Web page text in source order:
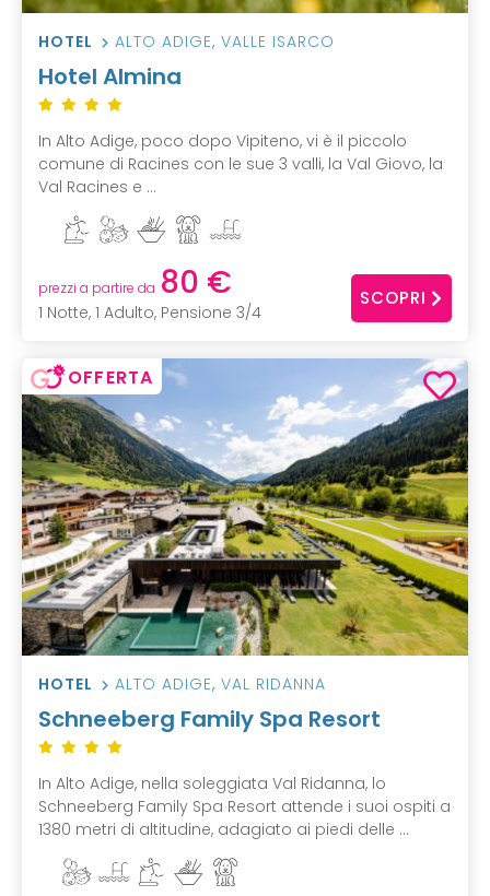
HOTEL ALTO ADIGE, VALLE ISARCO
Hotel Almina
In Alto Adige, poco dopo Vipiteno, vi è il piccolo
comune di Racines con le sue 3 valli, la Val Giovo, la
Val Racines e ...
prezzi a partire da 80 €
1 Notte, 1 Adulto, Pensione 3/4
SCOPRI
OFFERTA
HOTEL ALTO ADIGE, VAL RIDANNA
Schneeberg Family Spa Resort
In Alto Adige, nella soleggiata Val Ridanna, lo
Schneeberg Family Spa Resort attende i suoi ospiti a
1380 metri di altitudine, adagiato ai piedi delle ...